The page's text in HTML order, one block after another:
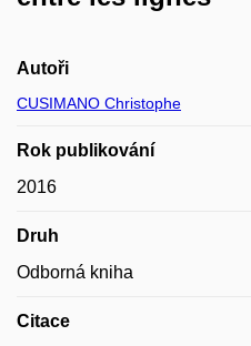
Autoři
CUSIMANO Christophe
Rok publikování
2016
Druh
Odborná kniha
Citace